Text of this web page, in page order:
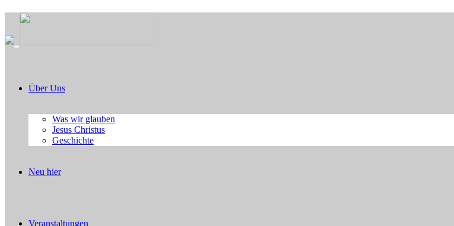
Über Uns
Was wir glauben
Jesus Christus
Geschichte
Neu hier
Veranstaltungen